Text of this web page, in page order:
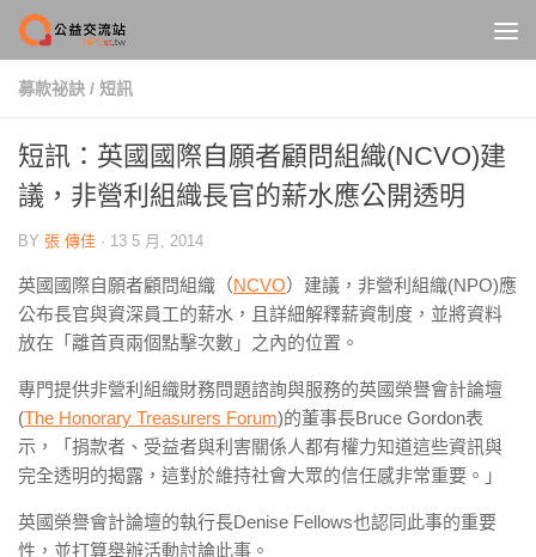
Skip to content
募款祕訣 / 短訊
短訊：英國國際自願者顧問組織(NCVO)建
議，非營利組織長官的薪水應公開透明
BY 張 傳佳 · 13 5 月, 2014
英國國際自願者顧問組織（NCVO）建議，非營利組織(NPO)應
公布長官與資深員工的薪水，且詳細解釋薪資制度，並將資料
放在「離首頁兩個點擊次數」之內的位置。
專門提供非營利組織財務問題諮詢與服務的英國榮譽會計論壇
(The Honorary Treasurers Forum)的董事長Bruce Gordon表
示，「捐款者、受益者與利害關係人都有權力知道這些資訊與
完全透明的揭露，這對於維持社會大眾的信任感非常重要。」
英國榮譽會計論壇的執行長Denise Fellows也認同此事的重要
性，並打算舉辦活動討論此事。